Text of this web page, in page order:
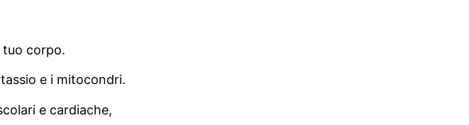
tuo corpo.
e i mitocondri.
e cardiache,